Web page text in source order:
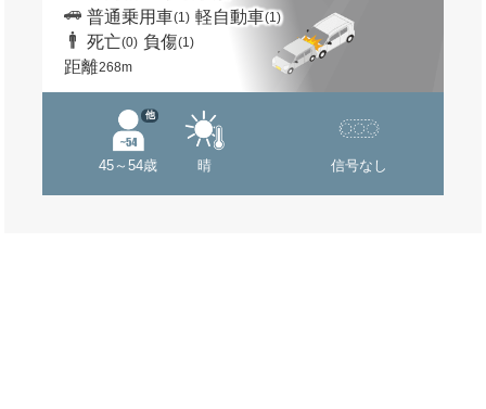
普通乗用車(1) 軽自動車(1)
死亡(0) 負傷(1)
距離268m
45～54歳
他
晴 信号なし